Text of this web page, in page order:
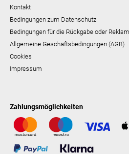
Kontakt
Bedingungen zum Datenschutz
Bedingungen für die Rückgabe oder
Allgemeine Geschäftsbedingungen (AGB)
Cookies
Impressum
Zahlungsmöglichkeiten